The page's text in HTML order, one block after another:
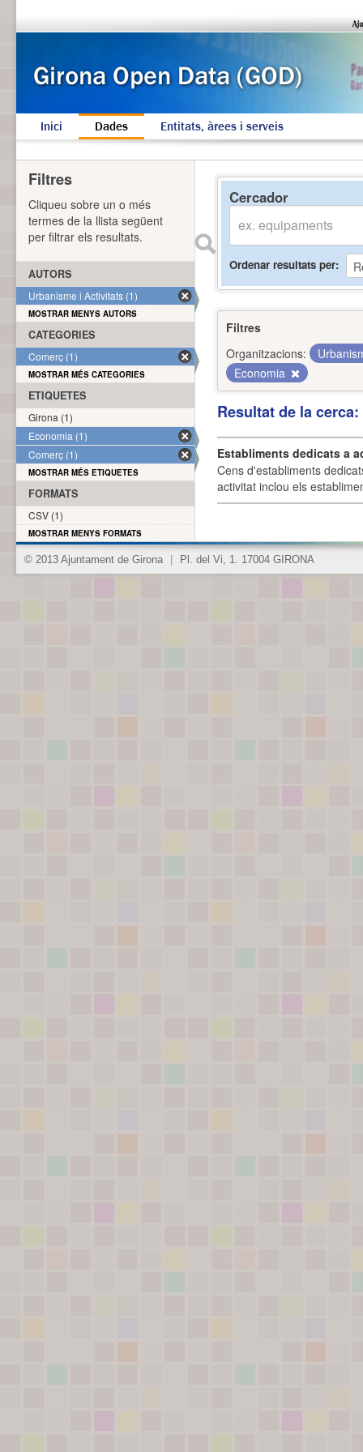
Inici Dades Entitats, àrees i serveis
Cercador
Ordenar resultats per
Filtres
Organitzacions:
Economia
Resultat de la
Establiments dedicats a
Cens d'establiments
activitat inclou els
Filtres
Cliqueu sobre un o més
termes de la llista següent
per filtrar els resultats.
AUTORS
Urbanisme i Activitats (1)
MOSTRAR MENYS AUTORS
CATEGORIES
Comerç (1)
MOSTRAR MÉS CATEGORIES
ETIQUETES
Girona (1)
Economia (1)
Comerç (1)
MOSTRAR MÉS ETIQUETES
FORMATS
CSV (1)
MOSTRAR MENYS FORMATS
© 2013 Ajuntament de Girona Pl. del Vi, 1. 17004 GIRONA